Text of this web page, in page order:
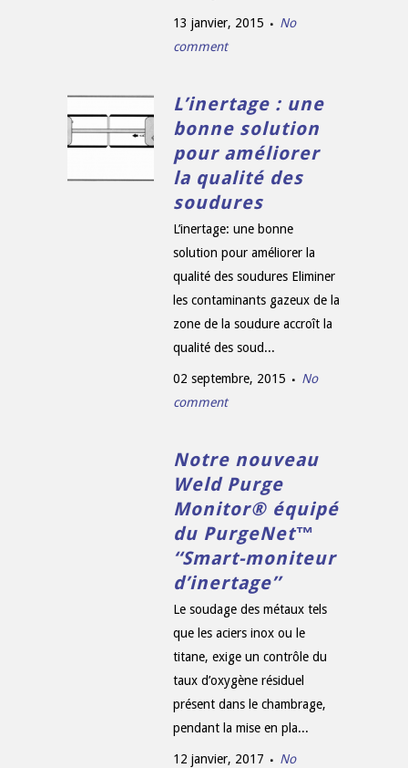
13 janvier, 2015
No
comment
L’inertage : une
bonne solution
pour améliorer
la qualité des
soudures
L’inertage: une bonne
solution pour améliorer la
qualité des soudures Eliminer
les contaminants gazeux de la
zone de la soudure accroît la
qualité des soud...
02 septembre, 2015
No
comment
Notre nouveau
Weld Purge
Monitor® équipé
du PurgeNet™
‘‘Smart-moniteur
d’inertage’’
Le soudage des métaux tels
que les aciers inox ou le
titane, exige un contrôle du
taux d’oxygène résiduel
présent dans le chambrage,
pendant la mise en pla...
12 janvier, 2017
No